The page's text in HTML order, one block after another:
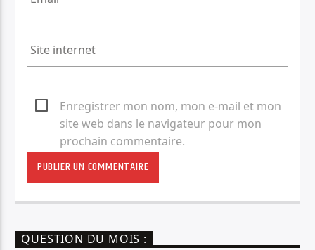
Enregistrer mon nom, mon e-mail et mon
site web dans le navigateur pour mon
prochain commentaire.
QUESTION DU MOIS :